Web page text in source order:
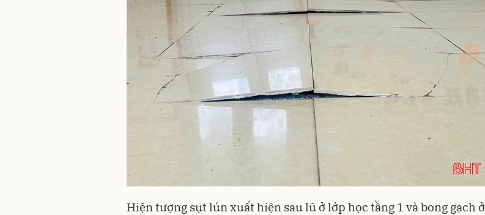
Hiện tượng sụt lún xuất hiện sau lũ ở lớp học tầng 1 và bong gạch ở